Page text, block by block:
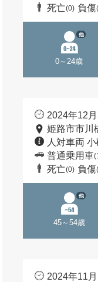
死亡(0) 負傷
0～24歳
他
2024年12
姫路市市川
人対車両
普通乗用車
死亡(0) 負傷
45～54歳
他
2024年11